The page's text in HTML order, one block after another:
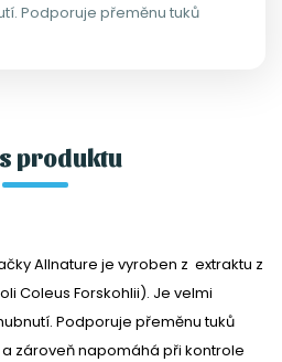
Podporuje přeměnu tuků
a zároveň napomáhá
produktu
Allnature je vyroben z extraktu z
Coleus Forskohlii). Je velmi
Podporuje přeměnu tuků
zároveň napomáhá při kontrole